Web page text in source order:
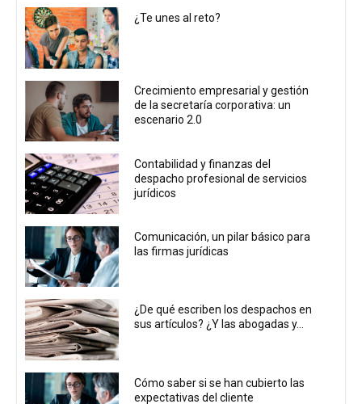
¿Te unes al reto?
Crecimiento empresarial y gestión
de la secretaría corporativa: un
escenario 2.0
Contabilidad y finanzas del
despacho profesional de servicios
jurídicos
Comunicación, un pilar básico para
las firmas jurídicas
¿De qué escriben los despachos en
sus artículos? ¿Y las abogadas y...
Cómo saber si se han cubierto las
expectativas del cliente